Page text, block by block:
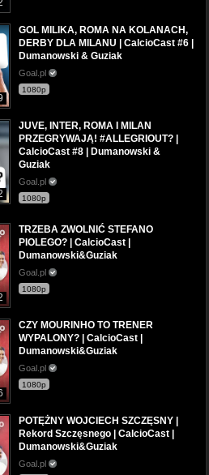
GOL MILIKA, ROMA NA KOLANACH,
DERBY DLA MILANU | CalcioCast #6 |
Dumanowski & Guziak
Goal.pl
1080p
JUVE, INTER, ROMA I MILAN
PRZEGRYWAJĄ! #ALLEGRIOUT? |
CalcioCast #8 | Dumanowski &
Guziak
Goal.pl
1080p
TRZEBA ZWOLNIĆ STEFANO
PIOLEGO? | CalcioCast |
Dumanowski&Guziak
Goal.pl
1080p
CZY MOURINHO TO TRENER
WYPALONY? | CalcioCast |
Dumanowski&Guziak
Goal.pl
1080p
POTĘŻNY WOJCIECH SZCZĘSNY |
Rekord Szczęsnego | CalcioCast |
Dumanowski&Guziak
Goal.pl